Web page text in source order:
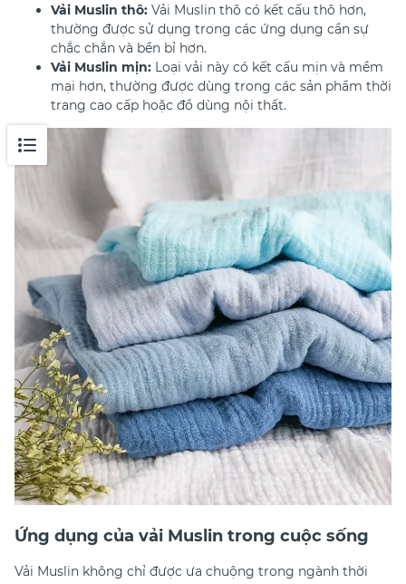
Vải Muslin thô: Vải Muslin thô có kết cấu thô hơn,
thường được sử dụng trong các ứng dụng cần sự
chắc chắn và bền bỉ hơn.
Vải Muslin mịn: Loại vải này có kết cấu mịn và mềm
mại hơn, thường được dùng trong các sản phẩm thời
trang cao cấp hoặc đồ dùng nội thất.
Ứng dụng của vải Muslin trong cuộc sống
Vải Muslin không chỉ được ưa chuộng trong ngành thời